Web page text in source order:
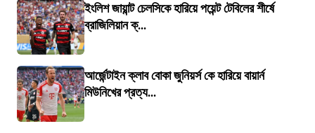
ইংলিশ জায়ান্ট চেলসিকে হারিয়ে পয়েন্ট টেবিলের শীর্ষে
ব্রাজিলিয়ান ক্...
আর্জেন্টাইন ক্লাব বোকা জুনিয়র্স কে হারিয়ে বায়ার্ন
মিউনিখের প্রত্য...